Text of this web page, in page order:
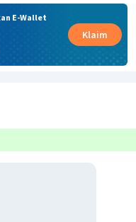
E-Wallet
Klaim